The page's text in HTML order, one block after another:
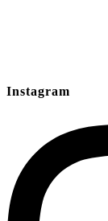
Instagram